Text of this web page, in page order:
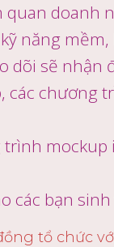
doanh
năng
dõi sẽ
chương
các bạn
tổ chức